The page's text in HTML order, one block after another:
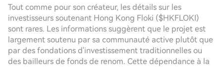
Tout comme pour son créateur, les détails sur les
investisseurs soutenant Hong Kong Floki ($HKFLOKI)
sont rares. Les informations suggèrent que le projet est
largement soutenu par sa communauté active plutôt que
par des fondations d'investissement traditionnelles ou
des bailleurs de fonds de renom. Cette dépendance à la